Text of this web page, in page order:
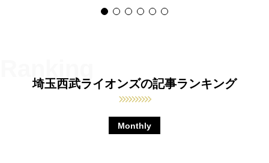
埼玉西武ライオンズの記事ランキング
Monthly